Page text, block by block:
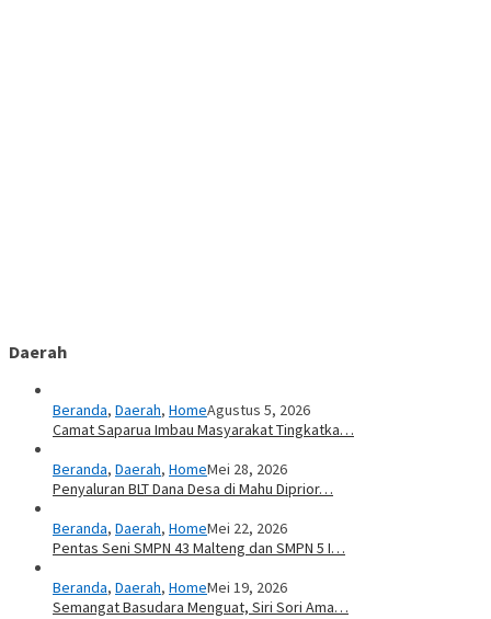
Daerah
Beranda, Daerah, HomeAgustus 5, 2026
Camat Saparua Imbau Masyarakat Tingkatka…
Beranda, Daerah, HomeMei 28, 2026
Penyaluran BLT Dana Desa di Mahu Diprior…
Beranda, Daerah, HomeMei 22, 2026
Pentas Seni SMPN 43 Malteng dan SMPN 5 I…
Beranda, Daerah, HomeMei 19, 2026
Semangat Basudara Menguat, Siri Sori Ama…